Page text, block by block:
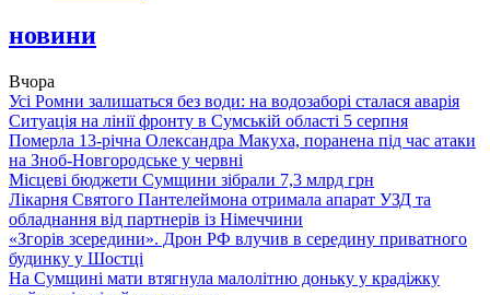
новини
Вчора
Усі Ромни залишаться без води: на водозаборі сталася аварія
Ситуація на лінії фронту в Сумській області 5 серпня
Померла 13-річна Олександра Макуха, поранена під час атаки
на Зноб-Новгородське у червні
Місцеві бюджети Сумщини зібрали 7,3 млрд грн
Лікарня Святого Пантелеймона отримала апарат УЗД та
обладнання від партнерів із Німеччини
«Згорів зсередини». Дрон РФ влучив в середину приватного
будинку у Шостці
На Сумщині мати втягнула малолітню доньку у крадіжку